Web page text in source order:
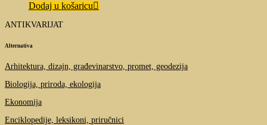
Dodaj u košaricu
ANTIKVARIJAT
Alternativa
Arhitektura, dizajn, građevinarstvo, promet, geodezija
Biologija, priroda, ekologija
Ekonomija
Enciklopedije, leksikoni, priručnici